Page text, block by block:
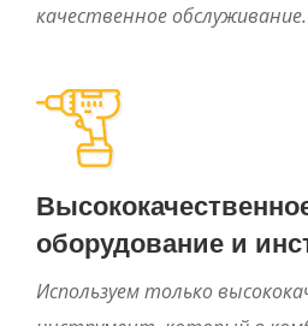
качественное обслуживание.
оборудование и
Используем только